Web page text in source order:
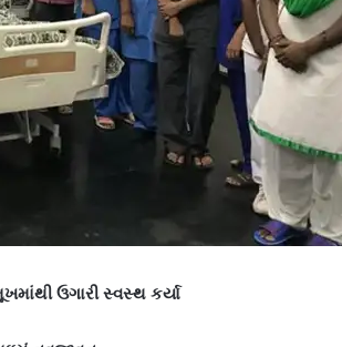
ઉગારી સ્વસ્થ કર્યા